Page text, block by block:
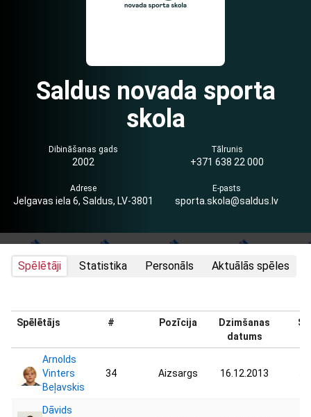
Saldus novada sporta
skola
Dibināšanas gads
2002
Tālrunis
+371 638 22 000
Adrese
Jelgavas iela 6, Saldus, LV-3801
E-pasts
sporta.skola@saldus.lv
Spēlētāji Statistika Personāls Aktuālās spēles
Spēlētājs # Pozīcija
Dzimšanas
datums
Arnolds
Vinters
Beļavskis
34 Aizsargs 16.12.2013
Dāvids